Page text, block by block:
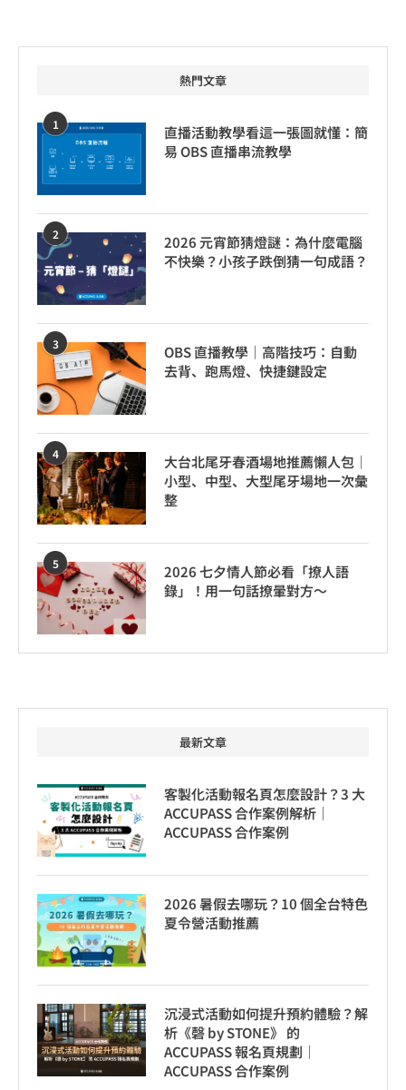
熱門文章
1
直播活動教學看這一張圖就懂：簡
易 OBS 直播串流教學
2
2026 元宵節猜燈謎：為什麼電腦
不快樂？小孩子跌倒猜一句成語？
3
OBS 直播教學｜高階技巧：自動
去背、跑馬燈、快捷鍵設定
4
大台北尾牙春酒場地推薦懶人包｜
小型、中型、大型尾牙場地一次彙
整
5
2026 七夕情人節必看「撩人語
錄」！用一句話撩暈對方～
最新文章
客製化活動報名頁怎麼設計？3 大
ACCUPASS 合作案例解析｜
ACCUPASS 合作案例
2026 暑假去哪玩？10 個全台特色
夏令營活動推薦
沉浸式活動如何提升預約體驗？解
析《磬 by STONE》 的
ACCUPASS 報名頁規劃｜
ACCUPASS 合作案例